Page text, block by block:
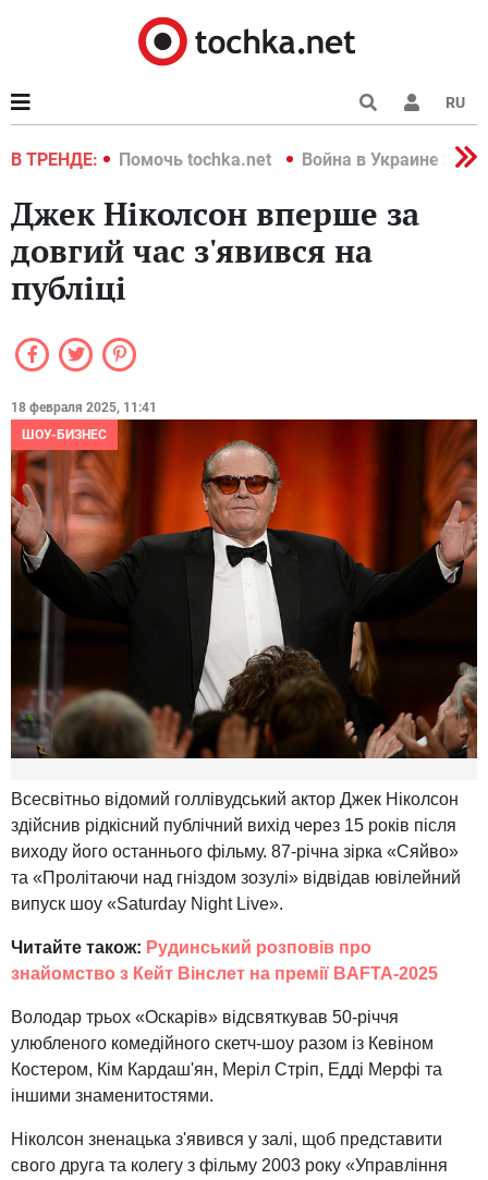
RU
В ТРЕНДЕ:
2022 Помочь tochka.net Война в Украине 2022
Джек Ніколсон вперше за
довгий час з'явився на
публіці
18 февраля 2025, 11:41
ШОУ-БИЗНЕС
Всесвітньо відомий голлівудський актор Джек Ніколсон
здійснив рідкісний публічний вихід через 15 років після
виходу його останнього фільму. 87-річна зірка «Сяйво»
та «Пролітаючи над гніздом зозулі» відвідав ювілейний
випуск шоу «Saturday Night Live».
Читайте також: Рудинський розповів про
знайомство з Кейт Вінслет на премії BAFTA-2025
Володар трьох «Оскарів» відсвяткував 50-річчя
улюбленого комедійного скетч-шоу разом із Кевіном
Костером, Кім Кардаш'ян, Меріл Стріп, Едді Мерфі та
іншими знаменитостями.
Ніколсон зненацька з'явився у залі, щоб представити
свого друга та колегу з фільму 2003 року «Управління